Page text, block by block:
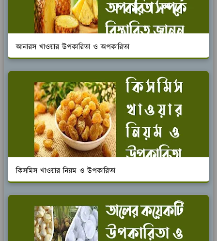
আনারস খাওয়ার উপকারিতা ও অপকারিতা
কিসমিস খাওয়ার নিয়ম ও উপকারিতা